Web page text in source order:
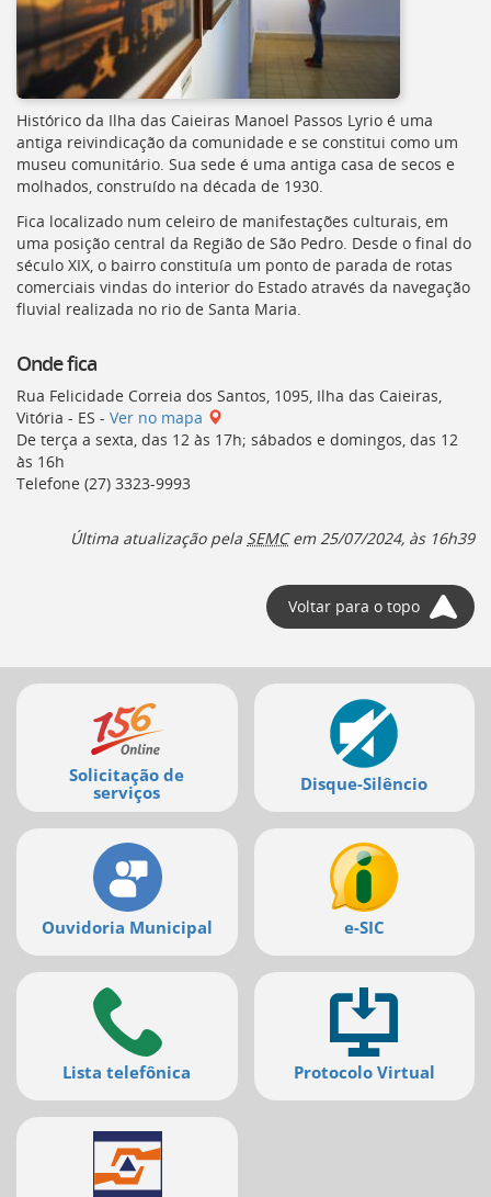
Histórico da Ilha das Caieiras Manoel Passos Lyrio é uma
antiga reivindicação da comunidade e se constitui como um
museu comunitário. Sua sede é uma antiga casa de secos e
molhados, construído na década de 1930.
Fica localizado num celeiro de manifestações culturais, em
uma posição central da Região de São Pedro. Desde o final do
século XIX, o bairro constituía um ponto de parada de rotas
comerciais vindas do interior do Estado através da navegação
fluvial realizada no rio de Santa Maria.
Onde fica
Rua Felicidade Correia dos Santos, 1095, Ilha das Caieiras,
Vitória - ES - Ver no mapa
De terça a sexta, das 12 às 17h; sábados e domingos, das 12
às 16h
Telefone (27) 3323-9993
Última atualização pela SEMCem 25/07/2024, às 16h39
Voltar para o topo
Mais
serviços
Solicitação de
serviços
Disque-Silêncio
Ouvidoria Municipal e-SIC
Lista telefônica Protocolo Virtual